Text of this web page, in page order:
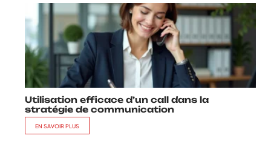
Utilisation efficace d’un call dans la
stratégie de communication
EN SAVOIR PLUS